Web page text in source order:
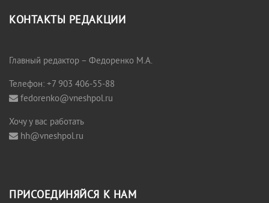
КОНТАКТЫ РЕДАКЦИИ
Главный редактор – Федоренко М.А.
Телефон: +7 903 406-55-88
fedorenko@vneshpol.ru
Хочу у вас работать
hh@vneshpol.ru
ПРИСОЕДИНЯЙСЯ К НАМ